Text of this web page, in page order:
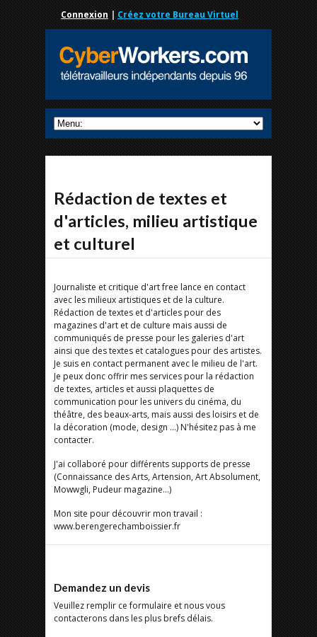
Connexion | Créez votre Bureau Virtuel
Rédaction de textes et
d'articles, milieu artistique
et culturel
Journaliste et critique d'art free lance en contact
avec les milieux artistiques et de la culture.
Rédaction de textes et d'articles pour des
magazines d'art et de culture mais aussi de
communiqués de presse pour les galeries d'art
ainsi que des textes et catalogues pour des artistes.
Je suis en contact permanent avec le milieu de l'art.
Je peux donc offrir mes services pour la rédaction
de textes, articles et aussi plaquettes de
communication pour les univers du cinéma, du
théâtre, des beaux-arts, mais aussi des loisirs et de
la décoration (mode, design ...) N'hésitez pas à me
contacter.
J'ai collaboré pour différents supports de presse
(Connaissance des Arts, Artension, Art Absolument,
Mowwgli, Pudeur magazine…)
Mon site pour découvrir mon travail :
www.berengerechamboissier.fr
Demandez un devis
Veuillez remplir ce formulaire et nous vous
contacterons dans les plus brefs délais.